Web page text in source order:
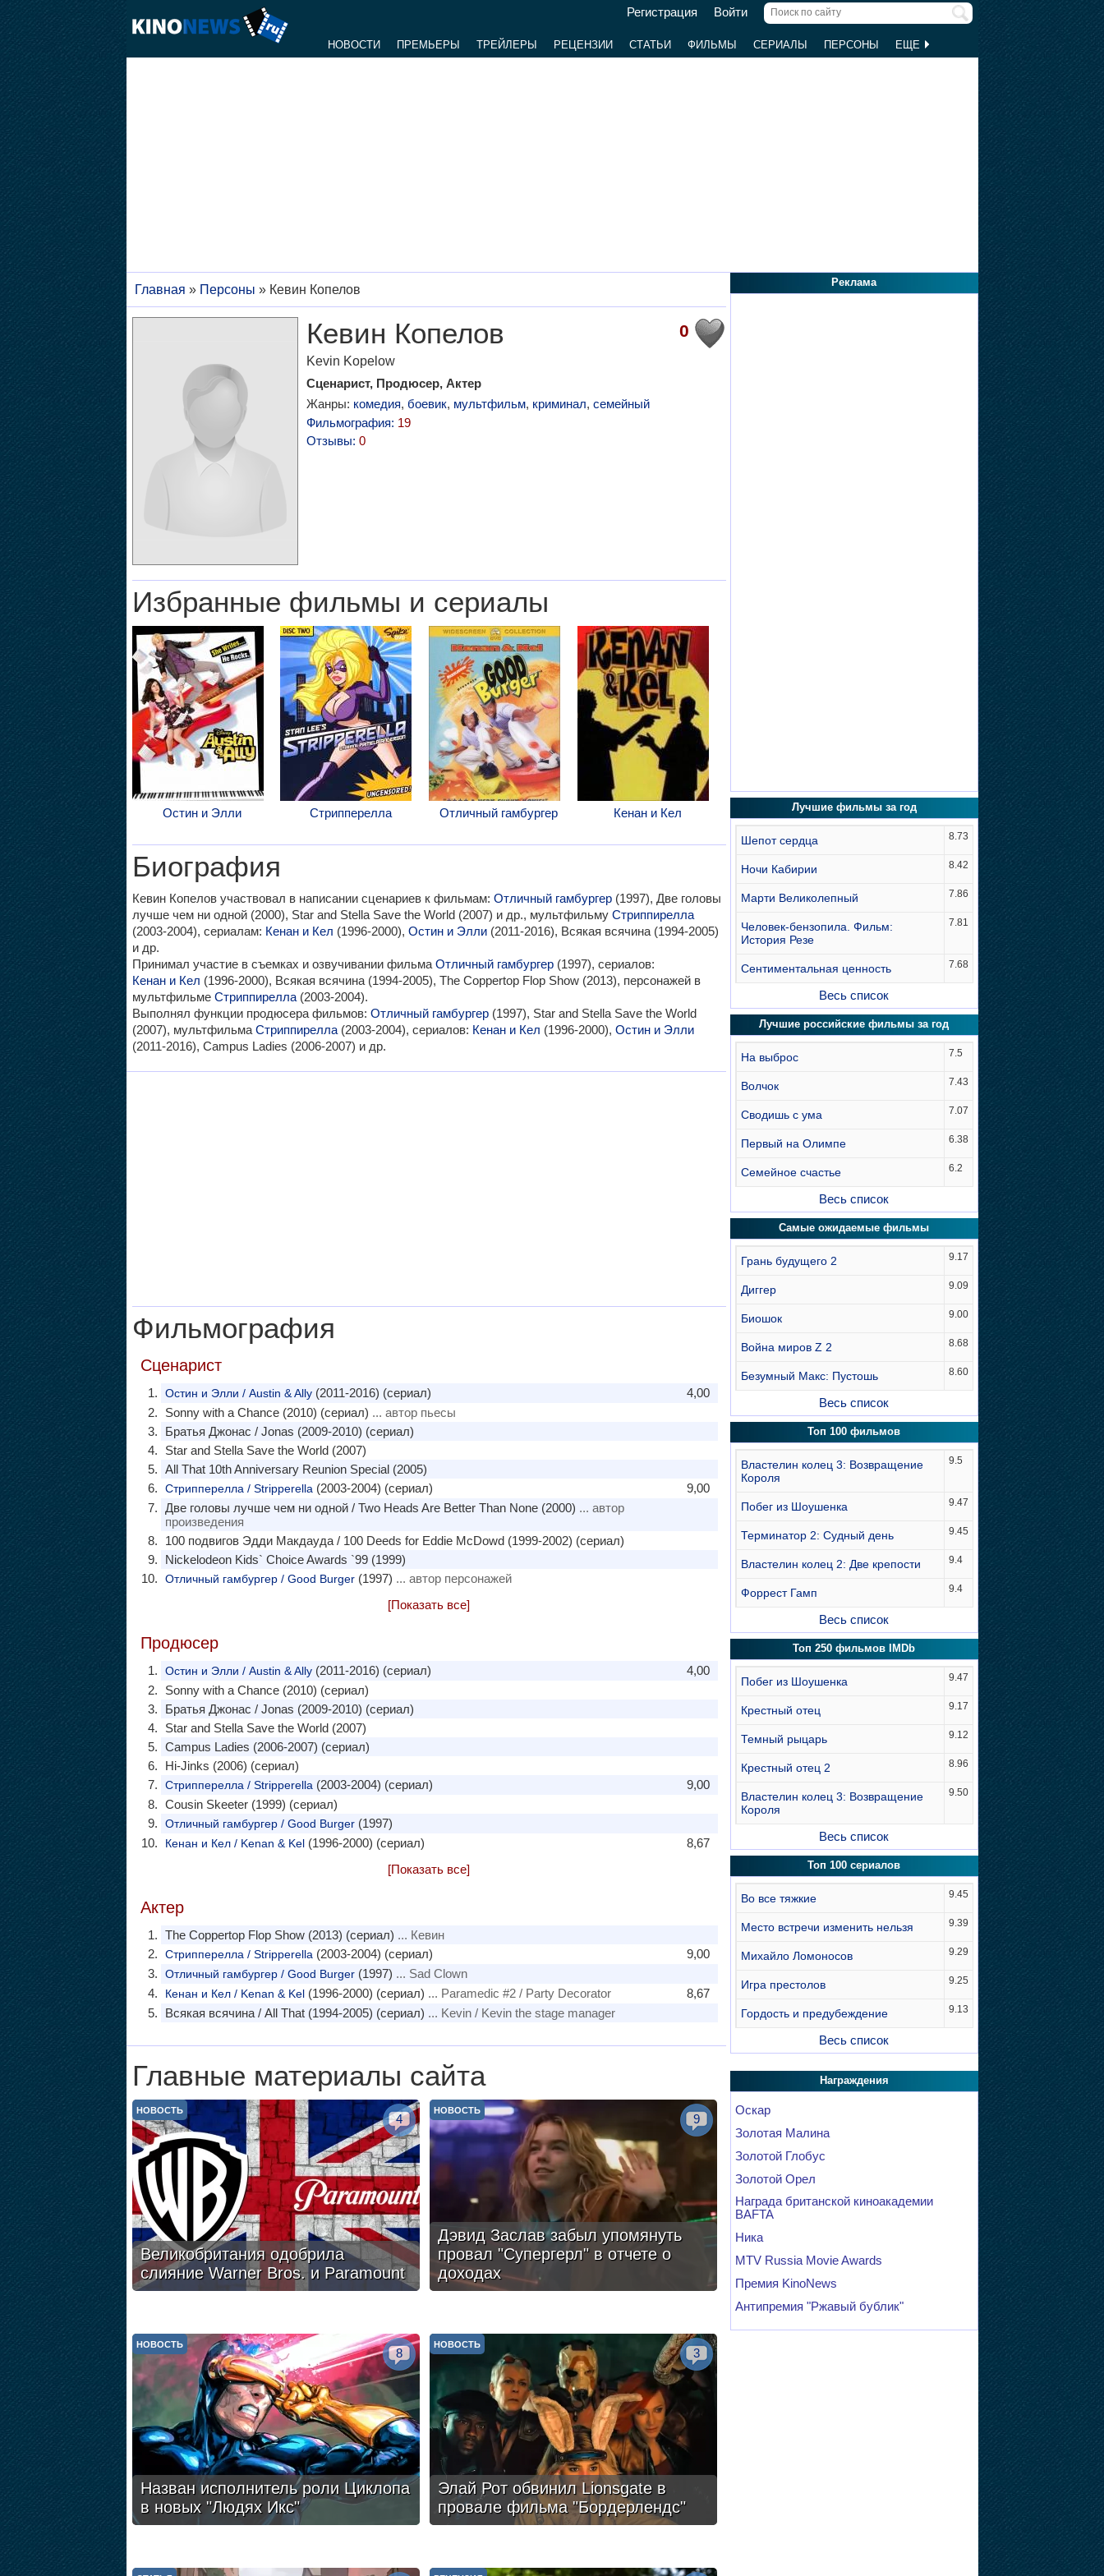
Регистрация Войти
НОВОСТИ ПРЕМЬЕРЫ ТРЕЙЛЕРЫ РЕЦЕНЗИИ СТАТЬИ ФИЛЬМЫ СЕРИАЛЫ ПЕРСОНЫ ЕЩЕ
Главная » Персоны » Кевин Копелов
0
Кевин Копелов
Kevin Kopelow
Сценарист, Продюсер, Актер
Жанры: комедия, боевик, мультфильм, криминал, семейный
Фильмография: 19
Отзывы: 0
Избранные фильмы и сериалы
Остин и Элли Стрипперелла Отличный гамбургер Кенан и Кел
Биография
Кевин Копелов участвовал в написании сценариев к фильмам: Отличный гамбургер(1997), Две головы
лучше чем ни одной (2000), Star and Stella Save the World (2007) и др., мультфильму Стриппирелла
(2003-2004), сериалам: Кенан и Кел (1996-2000), Остин и Элли(2011-2016), Всякая всячина (1994-2005)
и др.
Принимал участие в съемках и озвучивании фильма Отличный гамбургер(1997), сериалов:
Кенан и Кел (1996-2000), Всякая всячина (1994-2005), The Coppertop Flop Show (2013), персонажей в
мультфильме Стриппирелла(2003-2004).
Выполнял функции продюсера фильмов: Отличный гамбургер(1997), Star and Stella Save the World
(2007), мультфильма Стриппирелла(2003-2004), сериалов: Кенан и Кел (1996-2000), Остин и Элли
(2011-2016), Campus Ladies (2006-2007) и др.
Фильмография
Сценарист
4,00
Остин и Элли / Austin & Ally(2011-2016) (сериал)
Sonny with a Chance (2010) (сериал) ... автор пьесы
Братья Джонас / Jonas (2009-2010) (сериал)
Star and Stella Save the World (2007)
All That 10th Anniversary Reunion Special (2005)
9,00
Стрипперелла / Stripperella (2003-2004) (сериал)
Две головы лучше чем ни одной / Two Heads Are Better Than None (2000) ... автор
произведения
100 подвигов Эдди Макдауда / 100 Deeds for Eddie McDowd (1999-2002) (сериал)
Nickelodeon Kids` Choice Awards `99 (1999)
Отличный гамбургер / Good Burger(1997) ... автор персонажей
[Показать все]
Продюсер
4,00
Остин и Элли / Austin & Ally(2011-2016) (сериал)
Sonny with a Chance (2010) (сериал)
Братья Джонас / Jonas (2009-2010) (сериал)
Star and Stella Save the World (2007)
Campus Ladies (2006-2007) (сериал)
Hi-Jinks (2006) (сериал)
9,00
Стрипперелла / Stripperella (2003-2004) (сериал)
Cousin Skeeter (1999) (сериал)
Отличный гамбургер / Good Burger(1997)
8,67
Кенан и Кел / Kenan & Kel(1996-2000) (сериал)
[Показать все]
Актер
The Coppertop Flop Show (2013) (сериал) ... Кевин
9,00
Стрипперелла / Stripperella (2003-2004) (сериал)
Отличный гамбургер / Good Burger(1997) ... Sad Clown
8,67
Кенан и Кел / Kenan & Kel(1996-2000) (сериал) ... Paramedic #2 / Party Decorator
Всякая всячина / All That (1994-2005) (сериал) ... Kevin / Kevin the stage manager
Главные материалы сайта
Великобритания одобрила
слияние Warner Bros. и Paramount
НОВОСТЬ
4
Дэвид Заслав забыл упомянуть
провал "Супергерл" в отчете о
доходах
НОВОСТЬ
9
Назван исполнитель роли Циклопа
в новых "Людях Икс"
НОВОСТЬ
8
Элай Рот обвинил Lionsgate в
провале фильма "Бордерлендс"
НОВОСТЬ
3
Реклама
Лучшие фильмы за год
Шепот сердца 8.73
Ночи Кабирии 8.42
Марти Великолепный 7.86
Человек-бензопила. Фильм:
История Резе
7.81
Сентиментальная ценность 7.68
Весь список
Лучшие российские фильмы за год
На выброс 7.5
Волчок 7.43
Сводишь с ума 7.07
Первый на Олимпе 6.38
Семейное счастье 6.2
Весь список
Самые ожидаемые фильмы
Грань будущего 2 9.17
Диггер 9.09
Биошок 9.00
Война миров Z 2 8.68
Безумный Макс: Пустошь 8.60
Весь список
Топ 100 фильмов
Властелин колец 3: Возвращение
Короля
9.5
Побег из Шоушенка 9.47
Терминатор 2: Судный день 9.45
Властелин колец 2: Две крепости 9.4
Форрест Гамп 9.4
Весь список
Топ 250 фильмов IMDb
Побег из Шоушенка 9.47
Крестный отец 9.17
Темный рыцарь 9.12
Крестный отец 2 8.96
Властелин колец 3: Возвращение
Короля
9.50
Весь список
Топ 100 сериалов
Во все тяжкие 9.45
Место встречи изменить нельзя 9.39
Михайло Ломоносов 9.29
Игра престолов 9.25
Гордость и предубеждение 9.13
Весь список
Награждения
Оскар
Золотая Малина
Золотой Глобус
Золотой Орел
Награда британской киноакадемии
BAFTA
Ника
MTV Russia Movie Awards
Премия KinoNews
Антипремия "Ржавый бублик"